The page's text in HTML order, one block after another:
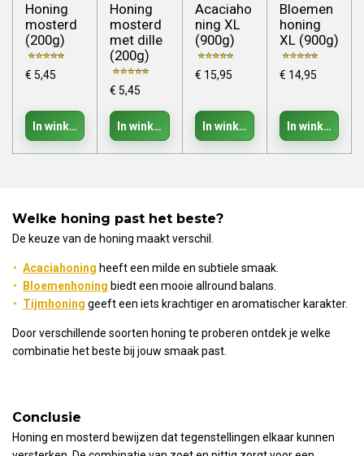
Honing
mosterd
(200g)
€ 5,45
In winkelwagen
Honing
mosterd
met dille
(200g)
€ 5,45
In winkelwagen
Acaciaho
ning XL
(900g)
€ 15,95
In winkelwagen
Bloemen
honing
XL (900g)
€ 14,95
In
Welke honing past het beste?
De keuze van de honing maakt verschil.
Acaciahoning heeft een milde en subtiele smaak.
Bloemenhoning biedt een mooie allround balans.
Tijmhoning geeft een iets krachtiger en aromatischer karakter.
Door verschillende soorten honing te proberen ontdek je welke
combinatie het beste bij jouw smaak past.
Conclusie
Honing en mosterd bewijzen dat tegenstellingen elkaar kunnen